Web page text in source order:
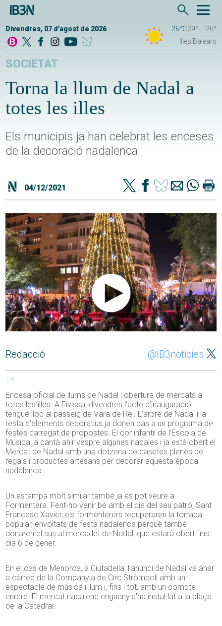
Divendres, 07 d'agost de 2026 26°C29°
26°
Illes Balears
SOCIETAT
Torna la llum de Nadal a
totes les illes
Els municipis ja han celebrat les enceses
de la decoració nadalenca
04/12/2021
Redacció @IB3noticies
179
Encesa oficial de llums de Nadal i obertura de mercats a
totes les illes. A Eivissa, divendres l’acte d’inauguració
tengué lloc al passeig de Vara de Rei. L’arbre de Nadal i la
resta d’elements decoratius ja donen pas a un programa de
festes carregat de propostes. El cor infantil de l’Escola de
Música ja cantà ahir vespre algunes nadales i ja està obert el
Mercat de Nadal amb una dotzena de casetes plenes de
regals i productes artesans per decorar aquesta època
nadalenca.
Un estampa molt similar també ja es pot veure a
Formentera. Fent-ho venir bé amb el dia del seu patró, Sant
Francesc Xavier, els formenterers recuperaren la torrada
popular, envoltats de festa nadalenca perquè també
donaren el sus al mercadet de Nadal, que estarà obert fins
dia 6 de gener.
En el cas de Menorca, a Ciutadella, l’anunci de Nadal va anar
a càrrec de la Companyia de Circ Stròmboli amb un
espectacle de música i llum i, fins i tot, amb un compte
enrere. El mercat nadalenc enguany s’ha instal·lat a la plaça
de la Catedral.